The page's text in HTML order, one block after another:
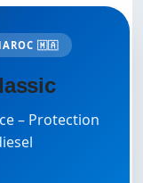
🇲🇦
– Protection